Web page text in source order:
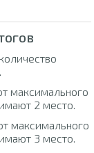
максимального
2 место.
максимального
3 место.